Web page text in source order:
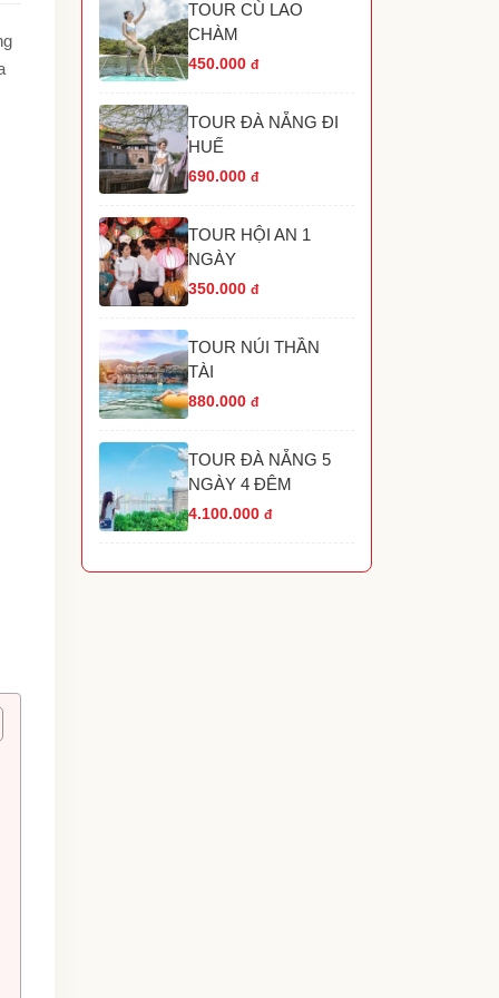
HÒN MÓNG TAY PHÚ QUỐC
HÒN THƠM PHÚ QUỐC
TOUR THAM QUAN GRAND WORLD PHÚ
TOUR HANG RÁI VĨNH HY NHA TRANG
TOUR THÁC YANG BAY NHA TRANG
TOUR CÙ LAO
CHÀM
450.000 đ
TOUR ĐÀ NẴNG ĐI
HUẾ
690.000 đ
TOUR HỘI AN 1
NGÀY
350.000 đ
TOUR NÚI THẦN
TÀI
880.000 đ
TOUR ĐÀ NẴNG 5
NGÀY 4 ĐÊM
4.100.000 đ